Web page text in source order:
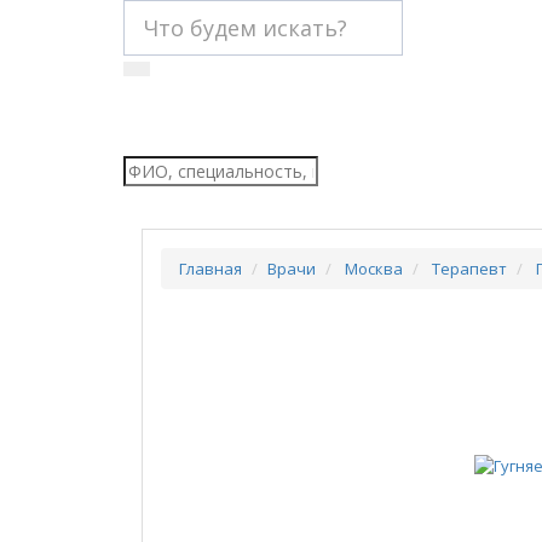
Главная Врачи Москва Терапевт